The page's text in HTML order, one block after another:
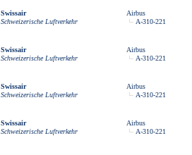
Swissair
Schweizerische Luftverkehr
Airbus
A-310-221
Swissair
Schweizerische Luftverkehr
Airbus
A-310-221
Swissair
Schweizerische Luftverkehr
Airbus
A-310-221
Swissair
Schweizerische Luftverkehr
Airbus
A-310-221